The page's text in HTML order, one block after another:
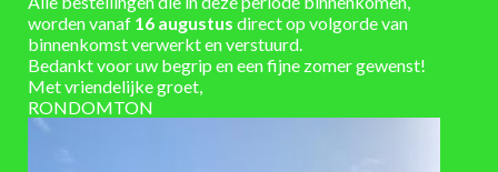
KLEUR HOUT onbehandeld
LEVERTIJD
afhaal: direct leverbaar, verzending: 1-3
werkdagen
worden vanaf 16 augustus direct op volgorde van
binnenkomst verwerkt en verstuurd.
Bedankt voor uw begrip en een fijne zomer gewenst!
Met vriendelijke groet,
RONDOMTON